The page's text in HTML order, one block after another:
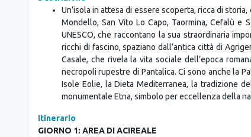
Informazioni
Descrizione
Un’isola in attesa di essere scoperta, ricca di
Mondello, San Vito Lo Capo, Taormina, Cefalù e
UNESCO, che raccontano la sua straordinaria
Casale, che rivela la vita sociale dell’epoca
necropoli rupestre di Pantalica. Ci sono anche la